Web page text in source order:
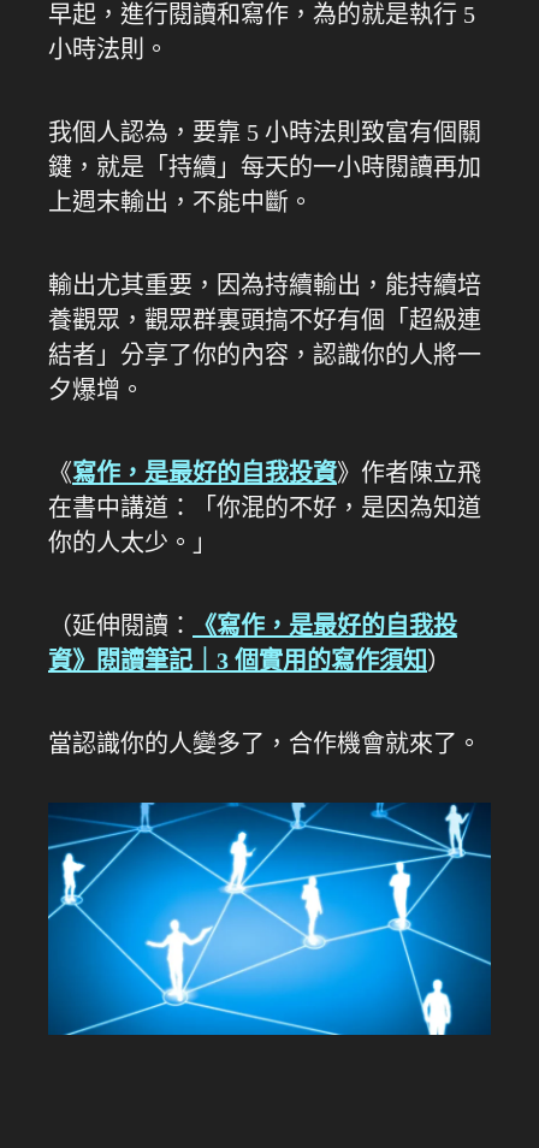
早起，進行閱讀和寫作，為的就是執行 5
小時法則。
我個人認為，要靠 5 小時法則致富有個關
鍵，就是「持續」每天的一小時閱讀再加
上週末輸出，不能中斷。
輸出尤其重要，因為持續輸出，能持續培
養觀眾，觀眾群裏頭搞不好有個「超級連
結者」分享了你的內容，認識你的人將一
夕爆增。
《寫作，是最好的自我投資》作者陳立飛
在書中講道：「你混的不好，是因為知道
你的人太少。」
（延伸閱讀：
《寫作，是最好的自我投
資》閱讀筆記｜3 個實用的寫作須知 ）
當認識你的人變多了，合作機會就來了。